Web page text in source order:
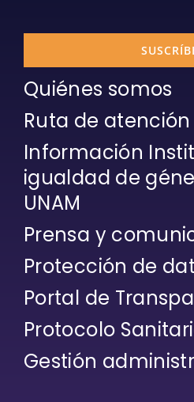
Quiénes somos
Ruta de atención
Información
igualdad de
UNAM
Prensa y
Protección de
Portal de
Protocolo
Gestión